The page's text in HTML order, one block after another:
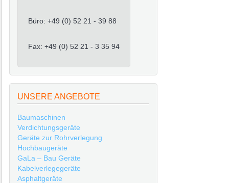
Büro: +49 (0) 52 21 - 39 88
Fax: +49 (0) 52 21 - 3 35 94
UNSERE ANGEBOTE
Baumaschinen
Verdichtungsgeräte
Geräte zur Rohrverlegung
Hochbaugeräte
GaLa – Bau Geräte
Kabelverlegegeräte
Asphaltgeräte